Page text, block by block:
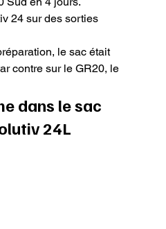
24 sur des sorties
le sac était
contre sur le GR20, le
dans le sac
24L